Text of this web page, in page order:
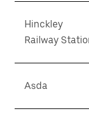
Hinckley
Railway
Asda